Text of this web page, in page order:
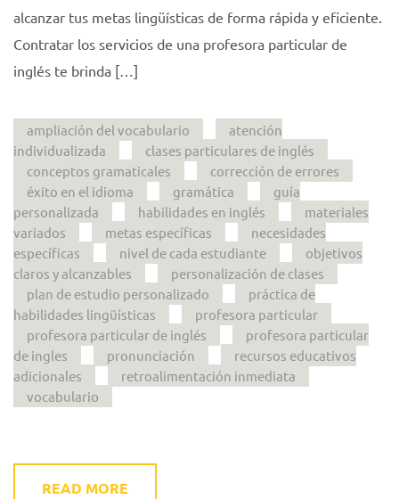
alcanzar tus metas lingüísticas de forma rápida y eficiente.
Contratar los servicios de una profesora particular de
inglés te brinda […]
ampliación del vocabulario
atención
individualizada
clases particulares de inglés
conceptos gramaticales
corrección de errores
éxito en el idioma
gramática
guía
personalizada
habilidades en inglés
materiales
variados
metas específicas
necesidades
específicas
nivel de cada estudiante
objetivos
claros y alcanzables
personalización de clases
plan de estudio personalizado
práctica de
habilidades lingüísticas
profesora particular
profesora particular de inglés
profesora particular
de ingles
pronunciación
recursos educativos
adicionales
retroalimentación inmediata
vocabulario
READ MORE